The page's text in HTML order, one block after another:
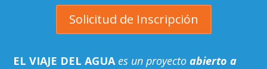
Solicitud de Inscripción
EL VIAJE DEL AGUAes un proyectoabierto a